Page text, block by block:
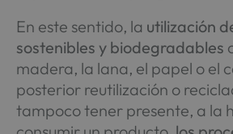
En este sentido, la utilización
sostenibles y biodegradables
madera, la lana, el papel o el
posterior reutilización o
tampoco tener presente, a la